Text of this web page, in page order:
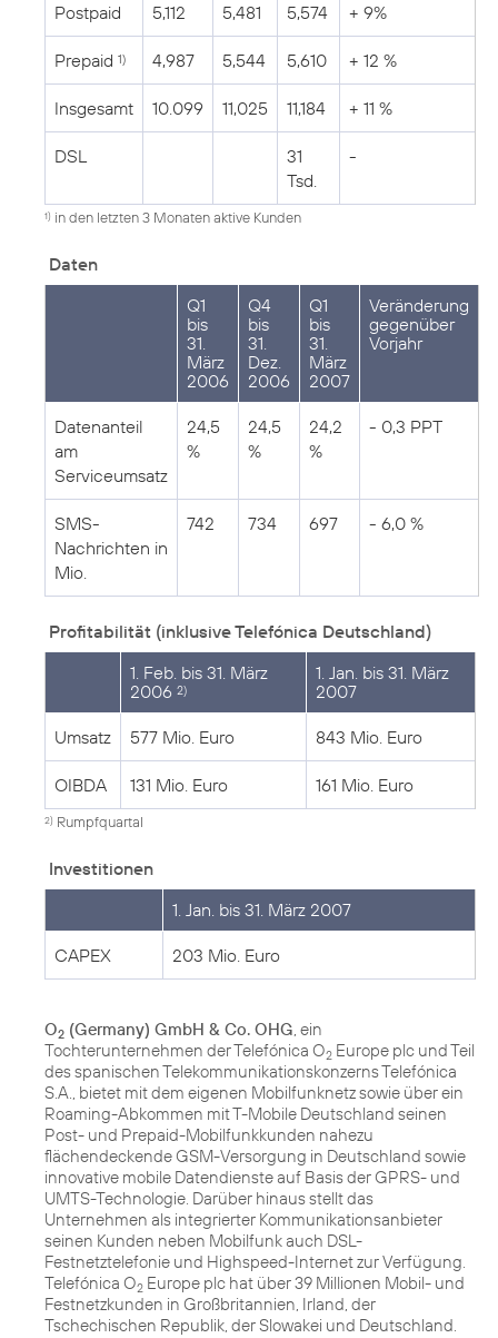
Postpaid 5,112 5,481 5,574 + 9%
Prepaid 1) 4,987 5,544 5,610 + 12 %
Insgesamt 10.099 11,025 11,184 + 11 %
DSL
31
Tsd.
-
1) in den letzten 3 Monaten aktive Kunden
Daten
Q1
bis
31.
März
2006
Q4
bis
31.
Dez.
2006
Q1
bis
31.
März
2007
Veränderung
gegenüber
Vorjahr
Datenanteil
am
Serviceumsatz
24,5
%
24,5
%
24,2
%
- 0,3 PPT
SMS-
Nachrichten in
Mio.
742 734 697 - 6,0 %
Profitabilität (inklusive Telefónica Deutschland)
1. Feb. bis 31. März
2006 2)
1. Jan. bis 31. März
2007
Umsatz 577 Mio. Euro 843 Mio. Euro
OIBDA 131 Mio. Euro 161 Mio. Euro
2) Rumpfquartal
Investitionen
1. Jan. bis 31. März 2007
CAPEX 203 Mio. Euro
O2 (Germany) GmbH & Co. OHG, ein
Tochterunternehmen der Telefónica O2 Europe plc und Teil
des spanischen Telekommunikationskonzerns Telefónica
S.A., bietet mit dem eigenen Mobilfunknetz sowie über ein
Roaming-Abkommen mit T-Mobile Deutschland seinen
Post- und Prepaid-Mobilfunkkunden nahezu
flächendeckende GSM-Versorgung in Deutschland sowie
innovative mobile Datendienste auf Basis der GPRS- und
UMTS-Technologie. Darüber hinaus stellt das
Unternehmen als integrierter Kommunikationsanbieter
seinen Kunden neben Mobilfunk auch DSL-
Festnetztelefonie und Highspeed-Internet zur Verfügung.
Telefónica O2 Europe plc hat über 39 Millionen Mobil- und
Festnetzkunden in Großbritannien, Irland, der
Tschechischen Republik, der Slowakei und Deutschland.